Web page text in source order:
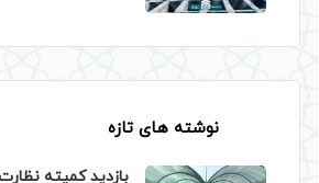
نوشته های تازه
بازدید کمیته